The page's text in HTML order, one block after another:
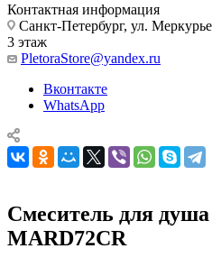
Контактная информация
Санкт-Петербург, ул.
3 этаж
PletoraStore@yandex.ru
Вконтакте
WhatsApp
Смеситель для
MARD72CR